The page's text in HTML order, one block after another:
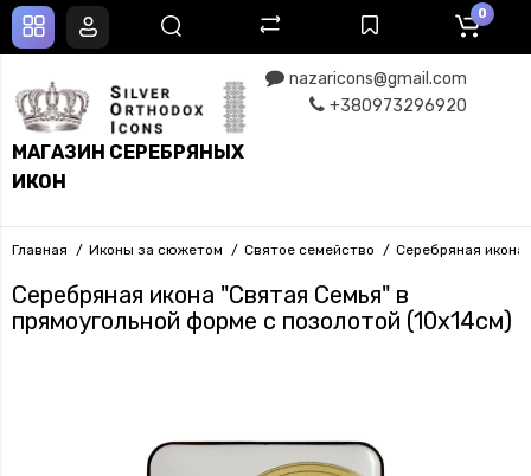
МАГАЗИН СЕРЕБРЯНЫХ
ИКОН
nazaricons@gmail.com
+380973296920
0
Главная Иконы за сюжетом Святое семейство Серебряная икона
Серебряная икона "Святая Семья" в
прямоугольной форме с позолотой (10х14см)